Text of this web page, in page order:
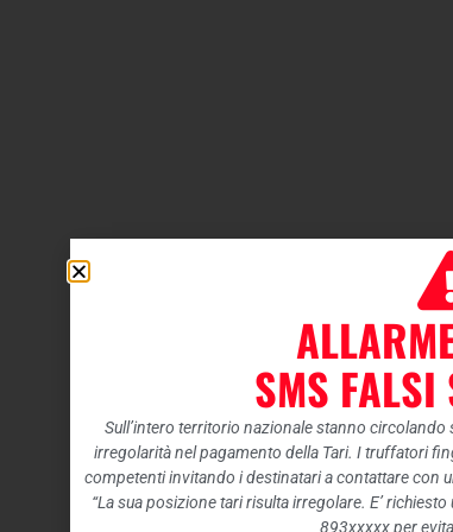
SMS FALSI
Sull’intero territorio nazionale stanno
irregolarità nel pagamento della Tari. I truffatori
competenti invitando i destinatari a contattare con
“La sua posizione tari risulta irregolare. E’
893xxxxx per